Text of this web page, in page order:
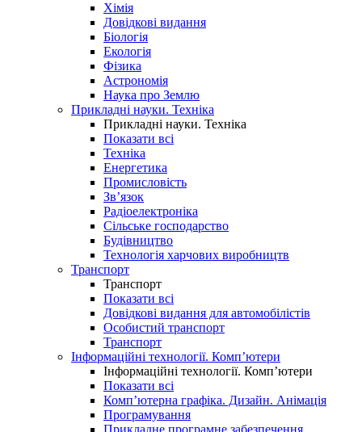
Хімія
Довідкові видання
Біологія
Екологія
Фізика
Астрономія
Наука про Землю
Прикладні науки. Техніка
Прикладні науки. Техніка
Показати всі
Техніка
Енергетика
Промисловість
Зв’язок
Радіоелектроніка
Сільське господарство
Будівництво
Технологія харчових виробництв
Транспорт
Транспорт
Показати всі
Довідкові видання для автомобілістів
Особистий транспорт
Транспорт
Інформаційні технології. Комп’ютери
Інформаційні технології. Комп’ютери
Показати всі
Комп’ютерна графіка. Дизайн. Анімація
Програмування
Прикладне програмне забезпечення